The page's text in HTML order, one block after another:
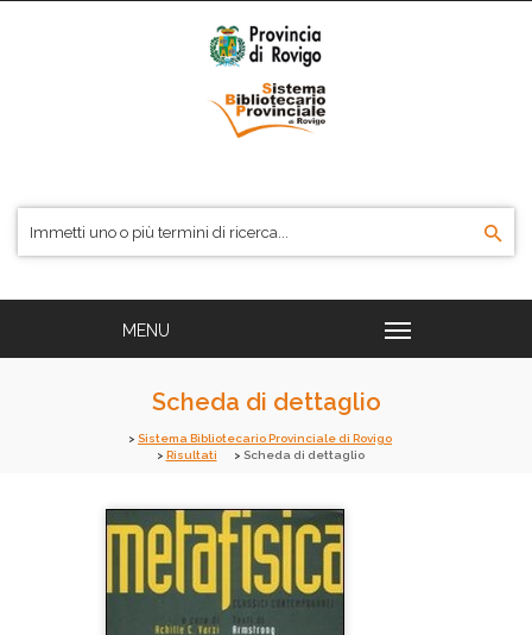
Scheda di dettaglio
Sistema Bibliotecario Provinciale di Rovigo
Risultati
Scheda di dettaglio